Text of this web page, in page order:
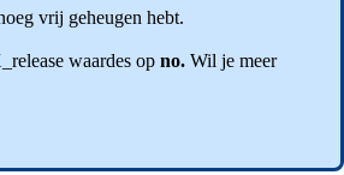
vrij geheugen hebt.
waardes op no. Wil je meer